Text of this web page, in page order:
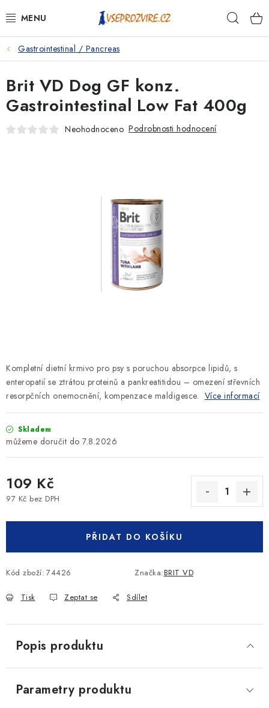
na
PSI
KOČKY
KONĚ
KRÁLÍCI/HLODAVCI/PTÁCI
Gastrointestinal / Pancreas
Kompletní dietní krmivo pro psy s poruchou absorpce lipidů, s
enteropatií se ztrátou proteinů a pankreatitidou – omezení střevních
resorpčních onemocnění, kompenzace maldigesce. Více informací
Skladem
7.8.2026
109 Kč
97 Kč bez DPH
PŘIDAT DO KOŠÍKU
Kód zboží: 74426 Značka:BRIT VD
Tisk Zeptat se Sdílet
Brit VD Dog GF konz.
Gastrointestinal Low Fat 400g
Neohodnoceno Podrobnosti hodnocení
Popis produktu
Parametry produktu